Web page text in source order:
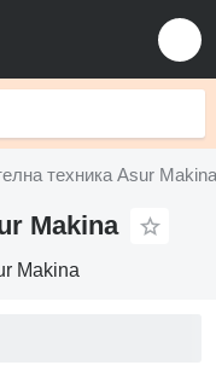
техника Asur Makina
Makina
Makina